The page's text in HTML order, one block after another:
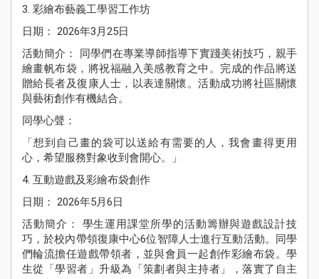
3. 彩繪布藝義工學習工作坊
日期： 2026年3月25日
活動簡介： 同學們在專業導師指導下實踐美術技巧，親手
繪畫帆布袋，將祝福融入美感教育之中。完成的作品將送
贈給長者及復康人士，以表達關懷。活動成功將社區關懷
與藝術創作有機結合。
同學心聲：
「想到自己畫的袋可以送給有需要的人，我會畫得更用
心，希望服務對象收到會開心。」
4. 互動遊戲及彩繪布袋創作
日期： 2026年5月6日
活動簡介： 學生運用課堂所學的活動籌辦與遊戲設計技
巧，於校內帶領復康中心6位智障人士進行互動活動。同學
們輪流擔任遊戲帶領者，並與會員一起創作彩繪布袋。學
生從「學習者」升級為「策劃者與主持者」，落實了自主